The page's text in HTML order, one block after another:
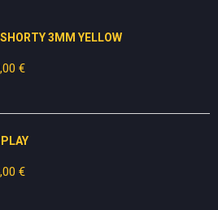
3MM YELLOW
€Η
50,00 €.
€Η